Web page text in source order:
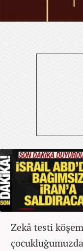
Zekâ testi